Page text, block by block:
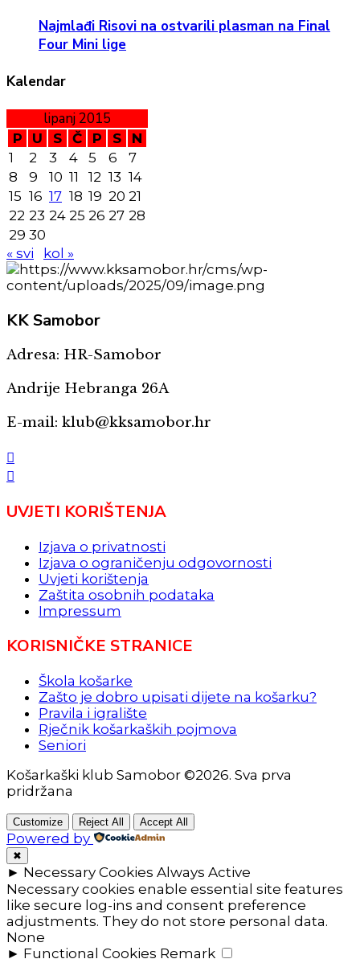
Najmlađi Risovi na ostvarili plasman na Final
Four Mini lige
Kalendar
lipanj 2015
P U S Č P S
N
1
2 3 4 5 6
7
8
9 10 11 12 13 14
15 16 17 18 19 20 21
22 23 24 25 26 27 28
29 30
« svi
kol »
KKSamobor
Adresa: HR-Samobor
Andrije Hebranga 26A
E-mail: klub@kksamobor.hr
UVJETI KORIŠTENJA
Izjava o privatnosti
Izjava o ograničenju odgovornosti
Uvjeti korištenja
Zaštita osobnih podataka
Impressum
KORISNIČKE STRANICE
Škola košarke
Zašto je dobro upisati dijete na košarku?
Pravila i igralište
Rječnik košarkaških pojmova
Seniori
Košarkaški klub Samobor ©2026. Sva prva
pridržana
Customize Reject All Accept All
Powered by
✖
► Necessary Cookies Always Active
Necessary cookies enable essential site features
like secure log-ins and consent preference
adjustments. They do not store personal data.
None
► Functional Cookies Remark